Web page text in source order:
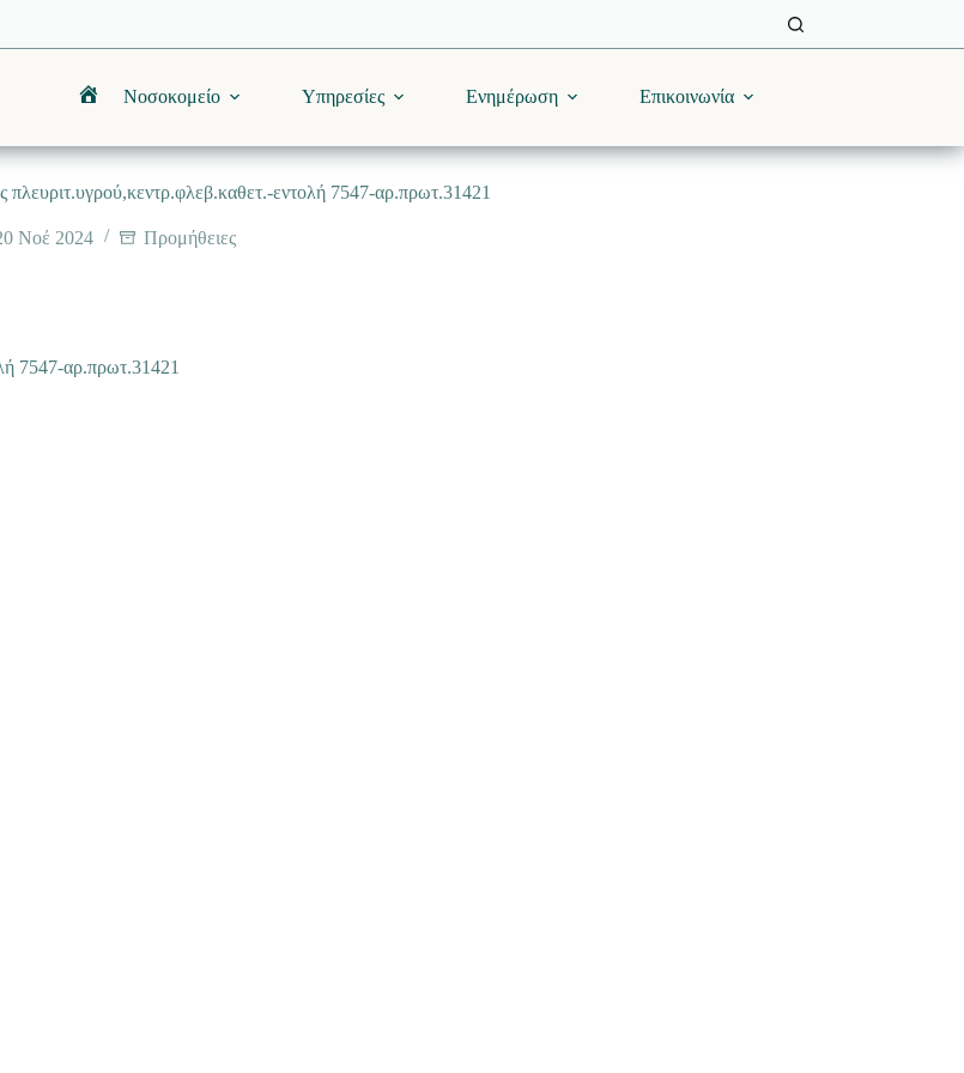
ΑρχικήΝοσοκομείο Υπηρεσίες Ενημέρωση Επικοινωνία
εντολή 7547-αρ.πρωτ.31421
Νοέ 2024 Προμήθειες
7547-αρ.πρωτ.31421